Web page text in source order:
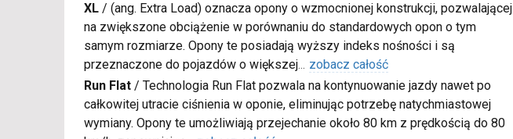
XL / (ang. Extra Load) oznacza opony o wzmocnionej konstrukcji, pozwalającej
na zwiększone obciążenie w porównaniu do standardowych opon o tym
samym rozmiarze. Opony te posiadają wyższy indeks nośności i są
przeznaczone do pojazdów o większej... zobacz całość
Run Flat / Technologia Run Flat pozwala na kontynuowanie jazdy nawet po
całkowitej utracie ciśnienia w oponie, eliminując potrzebę natychmiastowej
wymiany. Opony te umożliwiają przejechanie około 80 km z prędkością do 80